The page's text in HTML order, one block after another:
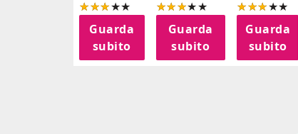
Guarda
subito
Guarda
subito
Guarda
subito